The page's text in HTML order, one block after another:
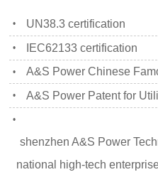
• UN38.3 certification
• IEC62133 certification
• A&S Power Chinese
• A&S Power Patent for
•
shenzhen A&S Power
national high-tech